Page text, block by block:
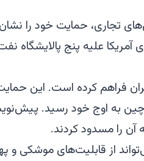
تجاری، حمایت خود را
علیه پنج پالایشگاه
به اوج خود رسید.
آن را مسدود کردند.
از قابلیت‌های موشکی و